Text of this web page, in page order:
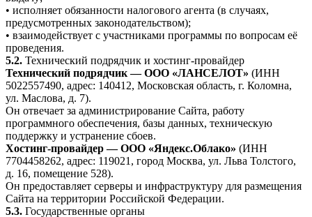
• исполняет обязанности налогового агента (в случаях,
предусмотренных законодательством);
• взаимодействует с участниками программы по вопросам её
проведения.
5.2. Технический подрядчик и хостинг-провайдер
Технический подрядчик — ООО «ЛАНСЕЛОТ» (ИНН
5022557490, адрес: 140412, Московская область, г. Коломна,
ул. Маслова, д. 7).
Он отвечает за администрирование Сайта, работу
программного обеспечения, базы данных, техническую
поддержку и устранение сбоев.
Хостинг-провайдер — ООО «Яндекс.Облако» (ИНН
7704458262, адрес: 119021, город Москва, ул. Льва Толстого,
д. 16, помещение 528).
Он предоставляет серверы и инфраструктуру для размещения
Сайта на территории Российской Федерации.
5.3. Государственные органы